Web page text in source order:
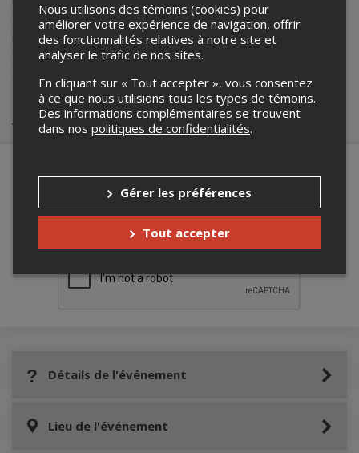
services aux étudiants - Collège d'Almadans le cadre de l’affichage
en ligne et la vente de billets pour ses événements.
Pour plus d’information à propos de cet événement, veuillez
contacter l’organisateur de l’événement,
aux étudiants - Collège d'Alma, à
activitesetevenements@collegealma.ca
Achat de billets
Merci de confirmer que vous n'êtes pas un
Détails de l'événement
Lieu de l'événement
Nous utilisons des témoins (cookies) pour
améliorer votre expérience de navigation, offrir
des fonctionnalités relatives à notre site et
analyser le trafic de nos sites.
En cliquant sur « Tout accepter », vous consentez
à ce que nous utilisions tous les types de témoins.
Des informations complémentaires se trouvent
dans nos politiques de confidentialités.
Gérer les préférences
Tout accepter